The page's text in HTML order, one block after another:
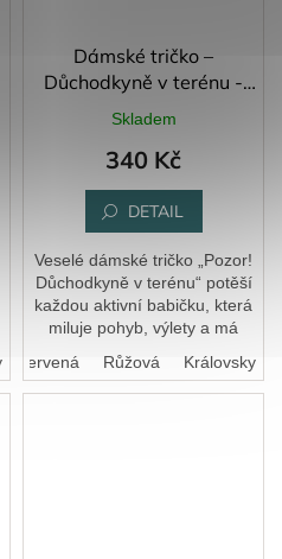
modrá
Dámské tričko –
Důchodkyně v terénu -
barevný potisk
Skladem
340 Kč
DETAIL
Veselé dámské tričko „Pozor!
Důchodkyně v terénu“ potěší
každou aktivní babičku, která
miluje pohyb, výlety a má
pohodlnému střihu a
kvalitnímu...
Červená Růžová Královsky